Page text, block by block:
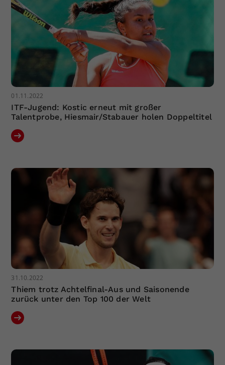
01.11.2022
ITF-Jugend: Kostic erneut mit großer
Talentprobe, Hiesmair/Stabauer holen Doppeltitel
31.10.2022
Thiem trotz Achtelfinal-Aus und Saisonende
zurück unter den Top 100 der Welt